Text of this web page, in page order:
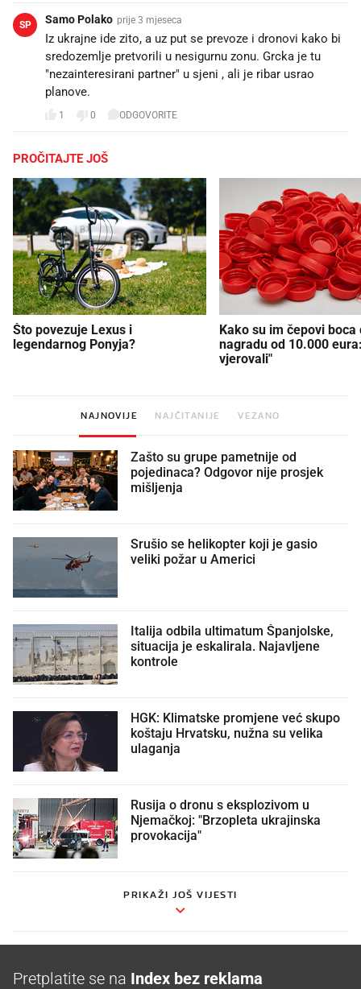
SP Samo Polako prije 3 mjeseca
Iz ukrajne ide zito, a uz put se prevoze i dronovi kako bi
sredozemlje pretvorili u nesigurnu zonu. Grcka je tu
"nezainteresirani partner" u sjeni , ali je ribar usrao
planove.
1 0 ODGOVORITE
PROČITAJTE JOŠ
Što povezuje Lexus i
legendarnog Ponyja?
Kako su im čepovi boca
nagradu od 10.000
vjerovali"
NAJNOVIJE NAJČITANIJE VEZANO
Zašto su grupe pametnije od
pojedinaca? Odgovor nije prosjek
mišljenja
Srušio se helikopter koji je gasio
veliki požar u Americi
Italija odbila ultimatum Španjolske,
situacija je eskalirala. Najavljene
kontrole
HGK: Klimatske promjene već skupo
koštaju Hrvatsku, nužna su velika
ulaganja
Rusija o dronu s eksplozivom u
Njemačkoj: "Brzopleta ukrajinska
provokacija"
PRIKAŽI JOŠ VIJESTI
Pretplatite se na Index bez reklama